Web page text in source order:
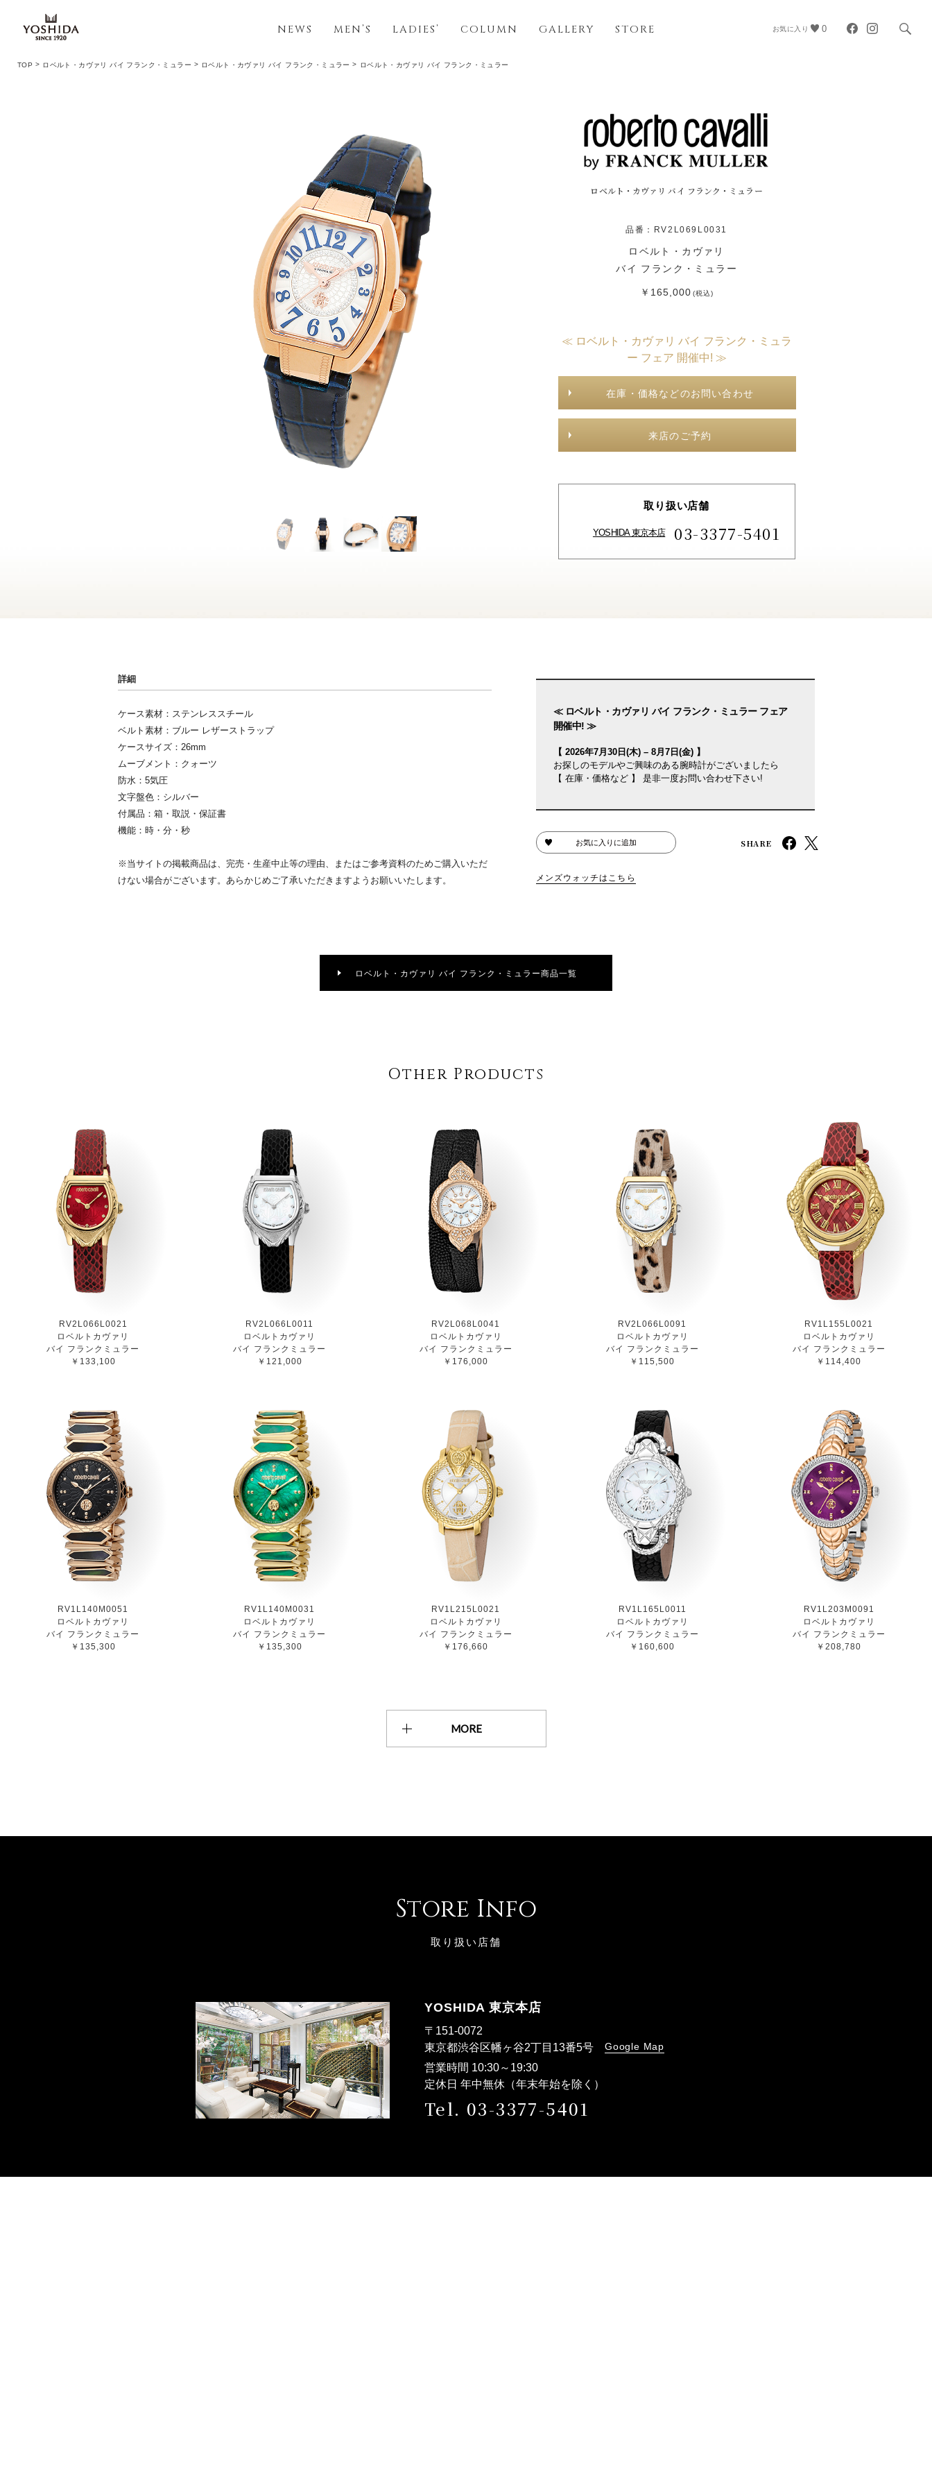
NEWS MEN’S LADIES’ COLUMN GALLERY STORE お気に入り 0
ロベルト・カヴァリ バイ フランク・ミュラー
品番：RV2L069L0031
ロベルト・カヴァリ
バイ フランク・ミュラー
￥165,000(税込)
≪ ロベルト・カヴァリ バイ フランク・ミュラ
ー フェア 開催中! ≫
在庫・価格などのお問い合わせ
来店のご予約
取り扱い店舗
YOSHIDA 東京本店 03-3377-5401
TOP ロベルト・カヴァリ バイ フランク・ミュラー ロベルト・カヴァリ バイ フランク・ミュラー ロベルト・カヴァリ バイ フランク・ミュラー
詳細
ケース素材：ステンレススチール
ベルト素材：ブルー レザーストラップ
ケースサイズ：26mm
ムーブメント：クォーツ
防水：5気圧
文字盤色：シルバー
付属品：箱・取説・保証書
機能：時・分・秒
※当サイトの掲載商品は、完売・生産中止等の理由、またはご参考資料のためご購入いただ
けない場合がございます。あらかじめご了承いただきますようお願いいたします。
≪ ロベルト・カヴァリ バイ フランク・ミュラー フェア
開催中! ≫
【 2026年7月30日(木) – 8月7日(金) 】
お探しのモデルやご興味のある腕時計がございましたら
【 在庫・価格など 】 是非一度お問い合わせ下さい!
お気に入りに追加 SHARE
メンズウォッチはこちら
ロベルト・カヴァリ バイ フランク・ミュラー商品一覧
Other Products
RV2L066L0021
ロベルトカヴァリ
バイ フランクミュラー
￥133,100
RV2L066L0011
ロベルトカヴァリ
バイ フランクミュラー
￥121,000
RV2L068L0041
ロベルトカヴァリ
バイ フランクミュラー
￥176,000
RV2L066L0091
ロベルトカヴァリ
バイ フランクミュラー
￥115,500
RV1L155L0021
ロベルトカヴァリ
バイ フランクミュラー
￥114,400
RV1L140M0051
ロベルトカヴァリ
バイ フランクミュラー
￥135,300
RV1L140M0031
ロベルトカヴァリ
バイ フランクミュラー
￥135,300
RV1L215L0021
ロベルトカヴァリ
バイ フランクミュラー
￥176,660
RV1L165L0011
ロベルトカヴァリ
バイ フランクミュラー
￥160,600
RV1L203M0091
ロベルトカヴァリ
バイ フランクミュラー
￥208,780
MORE
Store Info
取り扱い店舗
YOSHIDA 東京本店
〒151-0072
東京都渋谷区幡ヶ谷2丁目13番5号 Google Map
営業時間 10:30～19:30
定休日 年中無休（年末年始を除く）
Tel. 03-3377-5401